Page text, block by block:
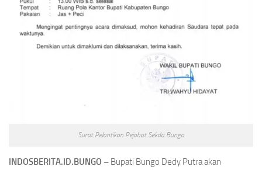
Surat Pelantikan Pejabat Sekda Bungo
INDOSBERITA.ID.BUNGO – Bupati Bungo Dedy Putra akan